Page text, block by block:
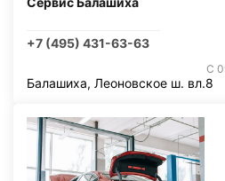
+7 (495) 431-63-63
С
Балашиха, Леоновское ш. вл.8